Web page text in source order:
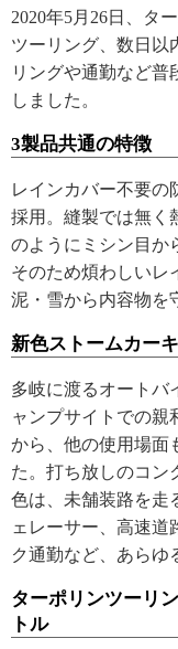
2020年5月26日、タ
ツーリング、数日以
リングや通勤など普
しました。
3製品共通の特徴
レインカバー不要の
採用。縫製では無く
のようにミシン目か
そのため煩わしいレ
泥・雪から内容物を
新色ストームカーキ
多岐に渡るオートバ
ャンプサイトでの親
から、他の使用場面
た。打ち放しのコン
色は、未舗装路を走
ェレーサー、高速道
ク通勤など、あらゆ
ターポリンツーリ
トル